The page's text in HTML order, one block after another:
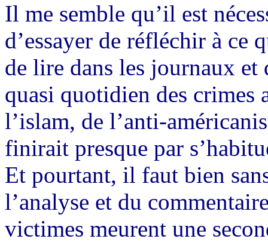
Il me semble qu’il est
d’essayer de réfléchir à ce
de lire dans les journaux
quasi quotidien des crimes
l’islam, de l’anti-
finirait presque par
Et pourtant, il faut bien
l’analyse et du
victimes meurent une